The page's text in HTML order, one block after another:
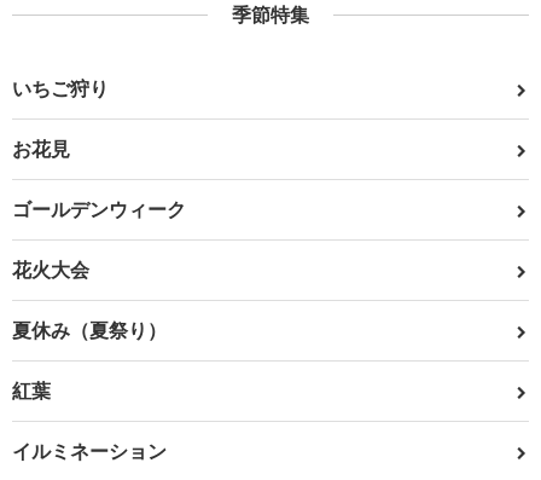
季節特集
いちご狩り
お花見
ゴールデンウィーク
花火大会
夏休み（夏祭り）
紅葉
イルミネーション